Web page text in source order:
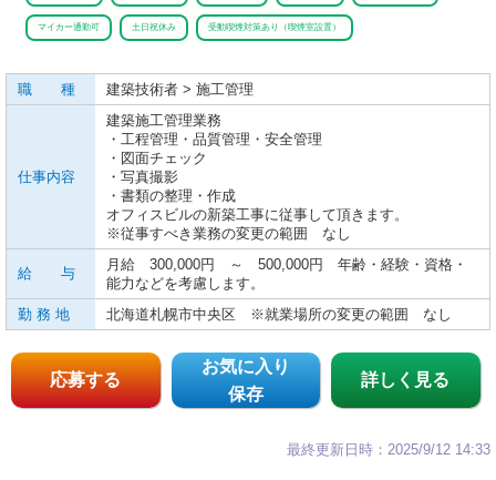
マイカー通勤可 土日祝休み 受動喫煙対策あり（喫煙室設置）
職 種 建築技術者 > 施工管理
仕事内容
建築施工管理業務
・工程管理・品質管理・安全管理
・図面チェック
・写真撮影
・書類の整理・作成
オフィスビルの新築工事に従事して頂きます。
※従事すべき業務の変更の範囲 なし
給 与
月給 300,000円 ～ 500,000円 年齢・経験・資格・
能力などを考慮します。
勤 務 地
北海道札幌市中央区 ※就業場所の変更の範囲 なし
応募する
お気に入り
保存
詳しく見る
最終更新日時：2025/9/12 14:33